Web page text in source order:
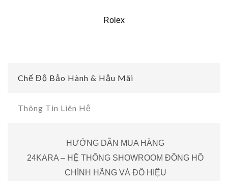
Rolex
Chế Độ Bảo Hành & Hậu Mãi
Thông Tin Liên Hệ
HƯỚNG DẪN MUA HÀNG
24KARA – HỆ THỐNG SHOWROOM ĐỒNG HỒ
CHÍNH HÃNG VÀ ĐỒ HIỆU